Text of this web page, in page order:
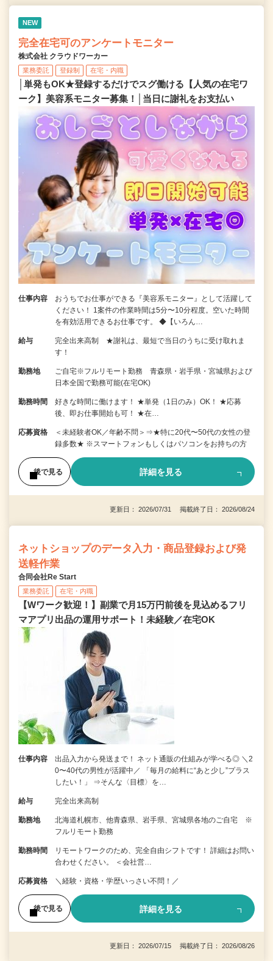
NEW
完全在宅可のアンケートモニター
株式会社 クラウドワーカー
業務委託 登録制 在宅・内職
│単発もOK★登録するだけでスグ働ける【人気の在宅ワ
ーク】美容系モニター募集！│当日に謝礼をお支払い
仕事内容
おうちでお仕事ができる『美容系モニター』として活躍して
ください！ 1案件の作業時間は5分〜10分程度。空いた時間
を有効活用できるお仕事です。 ◆【いろん…
給与
完全出来高制 ★謝礼は、最短で当日のうちに受け取れま
す！
勤務地
ご自宅※フルリモート勤務 青森県・岩手県・宮城県および
日本全国で勤務可能(在宅OK)
勤務時間
好きな時間に働けます！ ★単発（1日のみ）OK！ ★応募
後、即お仕事開始も可！ ★在…
応募資格
＜未経験者OK／年齢不問＞⇒★特に20代〜50代の女性の登
録多数★ ※スマートフォンもしくはパソコンをお持ちの方
後で見る 詳細を見る
更新日： 2026/07/31 掲載終了日： 2026/08/24
ネットショップのデータ入力・商品登録および発
送軽作業
合同会社Re Start
業務委託 在宅・内職
【Wワーク歓迎！】副業で月15万円前後を見込めるフリ
マアプリ出品の運用サポート！未経験／在宅OK
仕事内容
出品入力から発送まで！ ネット通販の仕組みが学べる◎ ＼2
0〜40代の男性が活躍中／ 「毎月の給料に“あと少し”プラス
したい！」 ⇒そんな〈目標〉を…
給与 完全出来高制
勤務地
北海道札幌市、他青森県、岩手県、宮城県各地のご自宅 ※
フルリモート勤務
勤務時間
リモートワークのため、完全自由シフトです！ 詳細はお問い
合わせください。 ＜会社営…
応募資格 ＼経験・資格・学歴いっさい不問！／
後で見る 詳細を見る
更新日： 2026/07/15 掲載終了日： 2026/08/26